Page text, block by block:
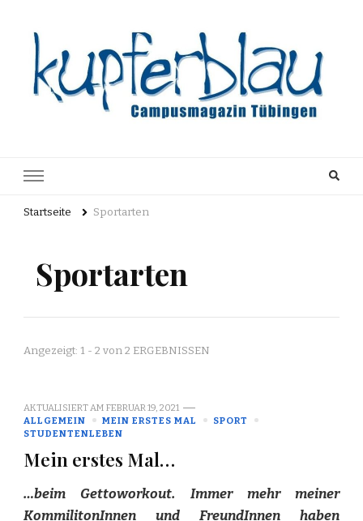
Archiv
Startseite Sportarten
Sportarten
Angezeigt: 1 - 2 von 2 ERGEBNISSEN
AKTUALISIERT AM FEBRUAR 19, 2021
ALLGEMEIN
MEIN ERSTES MAL
SPORT
STUDENTENLEBEN
Mein erstes Mal…
…beim Gettoworkout. Immer mehr meiner
KommilitonInnen und FreundInnen haben